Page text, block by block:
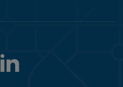
Folgen
LinkedIn